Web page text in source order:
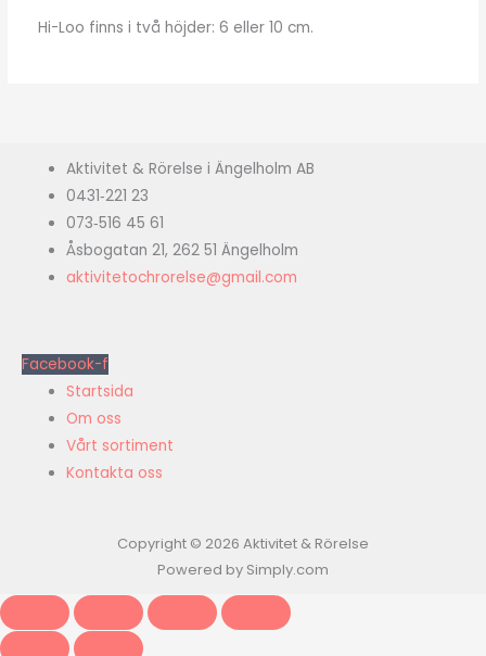
Hi-Loo finns i två höjder: 6 eller 10 cm.
Aktivitet & Rörelse i Ängelholm AB
0431‑221 23
073‑516 45 61
Åsbogatan 21, 262 51 Ängelholm
aktivitetochrorelse@gmail.com
Facebook-f
Startsida
Om oss
Vårt sortiment
Kontakta oss
Copyright © 2026 Aktivitet & Rörelse
Powered by Simply.com